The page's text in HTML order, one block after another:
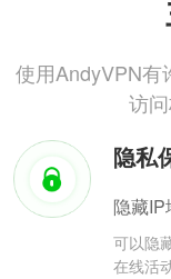
使用AndyVPN有
访
隐私
隐藏IP
可以隐
在线活